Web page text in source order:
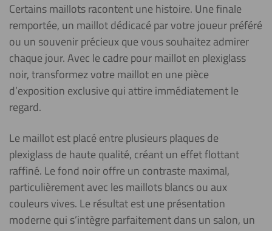
Certains maillots racontent une histoire. Une finale
remportée, un maillot dédicacé par votre joueur préféré
ou un souvenir précieux que vous souhaitez admirer
chaque jour. Avec le cadre pour maillot en plexiglass
noir, transformez votre maillot en une pièce
d’exposition exclusive qui attire immédiatement le
regard.
Le maillot est placé entre plusieurs plaques de
plexiglass de haute qualité, créant un effet flottant
raffiné. Le fond noir offre un contraste maximal,
particulièrement avec les maillots blancs ou aux
couleurs vives. Le résultat est une présentation
moderne qui s’intègre parfaitement dans un salon, un